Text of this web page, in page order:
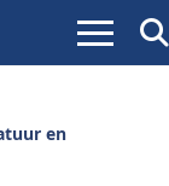
Menu
en